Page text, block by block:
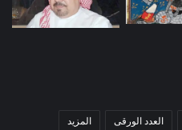
العدد الورقى المزيد